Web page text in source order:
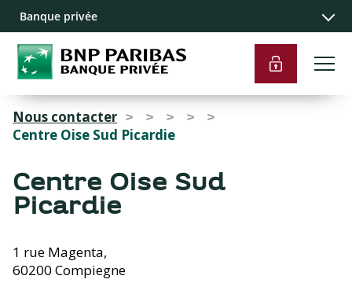
Navigation
principale
Banque privée
Nous contacter > > > > >
Centre Oise Sud Picardie
Centre Oise Sud
Picardie
1 rue Magenta,
60200 Compiegne